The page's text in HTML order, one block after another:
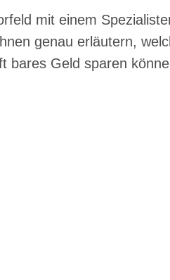
mit einem
genau erläutern,
bares Geld sparen